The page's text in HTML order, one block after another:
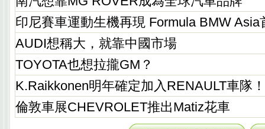
印尼賽車運動生機再現 Formula BMW Asia
AUDI想稱大，就靠中國市場
TOYOTA也想拉攏GM？
K.Raikkonen明年確定加入RENAULT車隊！
倫敦車展CHEVROLET推出Matiz花車